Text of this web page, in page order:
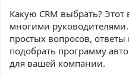
Какую CRM выбрать? Этот
многими
простых вопросов,
подобрать программу
для вашей компании.